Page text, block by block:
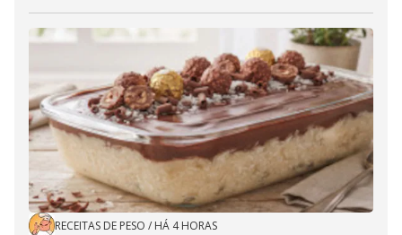
RECEITAS DE PESO / HÁ 4 HORAS